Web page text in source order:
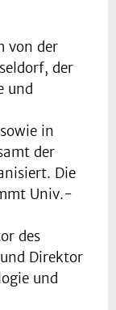
von der
der
und
in
der
Die
Univ.-
des
Direktor
und